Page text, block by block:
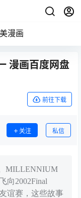
漫画
漫画百度网盘
前往下载
关注 私信
MILLENNIUM
向2002Final
谊赛，这些故事